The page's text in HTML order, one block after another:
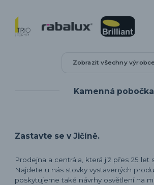
Zobrazit všechny výrobce
Kamenná pobočka
Zastavte se v Jičíně.
Prodejna a centrála, která již přes 25 let
Najdete u nás stovky vystavených
poskytujeme také návrhy osvětlení na